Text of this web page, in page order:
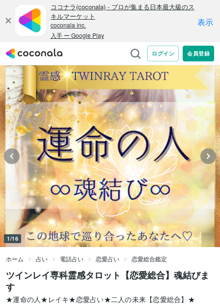
1/16
ホーム 占い 電話占い 恋愛占い 恋愛総合鑑定
ツインレイ専科霊感タロット【恋愛総合】魂結びま
す
★運命の人★レイキ★恋愛占い★二人の未来【恋愛総合】★